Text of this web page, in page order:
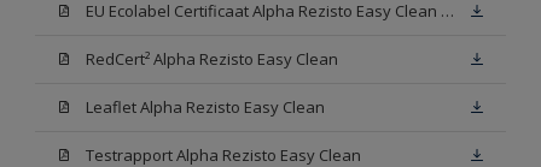
EU Ecolabel Certificaat Alpha Rezisto Easy Clean Mat
RedCert² Alpha Rezisto Easy Clean
Leaflet Alpha Rezisto Easy Clean
Testrapport Alpha Rezisto Easy Clean